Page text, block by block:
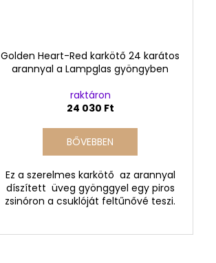
Golden Heart-Red karkötő 24 karátos
arannyal a Lampglas gyöngyben
raktáron
24 030 Ft
BŐVEBBEN
Ez a szerelmes karkötő az arannyal
díszített üveg gyönggyel egy piros
zsinóron a csuklóját feltűnővé teszi.